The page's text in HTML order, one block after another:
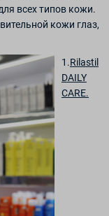
всех типов кожи.
кожи глаз,
1.Rilastil
DAILY
CARE.